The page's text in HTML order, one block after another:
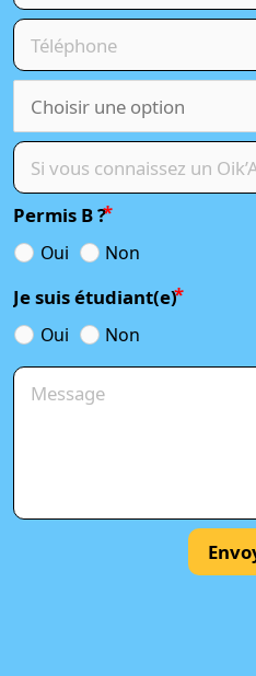
Permis B ?
Oui Non
Je suis étudiant(e)
Oui Non